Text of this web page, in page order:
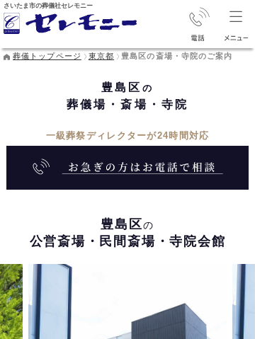
さいたま市の葬儀社セレモニー
葬儀トップページ 東京都 豊島区の斎場・寺院のご案内
豊島区 の
葬儀場・斎場・寺院
一級葬祭ディレクターが24時間対応
豊島区の
公営斎場・民間斎場・寺院会館